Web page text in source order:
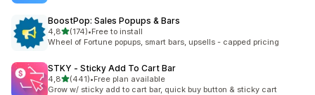
BoostPop: Sales Popups & Bars
4,8z 5 hvězd
(174)
Celkový počet recenzí: 174
•Free to install
Wheel of Fortune popups, smart bars, upsells - capped pricing
STKY ‑ Sticky Add To Cart Bar
4,8z 5 hvězd
(441)
Celkový počet recenzí: 441
•Free plan available
Grow w/ sticky add to cart bar, quick buy button & sticky cart